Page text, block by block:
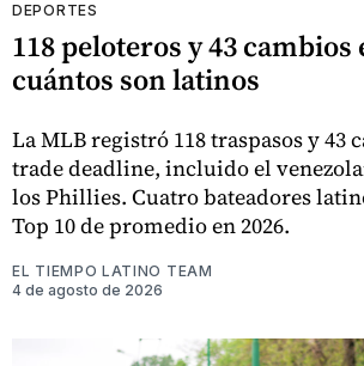
DEPORTES
118 peloteros y 43 cambios
cuántos son latinos
La MLB registró 118 traspasos y 43
trade deadline, incluido el
los Phillies. Cuatro bateadores
Top 10 de promedio en 2026.
EL TIEMPO LATINO TEAM
4 de agosto de 2026